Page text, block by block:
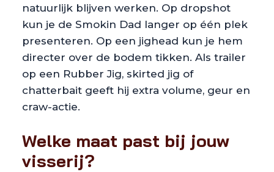
natuurlijk blijven werken. Op dropshot
kun je de Smokin Dad langer op één plek
presenteren. Op een jighead kun je hem
directer over de bodem tikken. Als trailer
op een Rubber Jig, skirted jig of
chatterbait geeft hij extra volume, geur en
craw-actie.
Welke maat past bij jouw
visserij?